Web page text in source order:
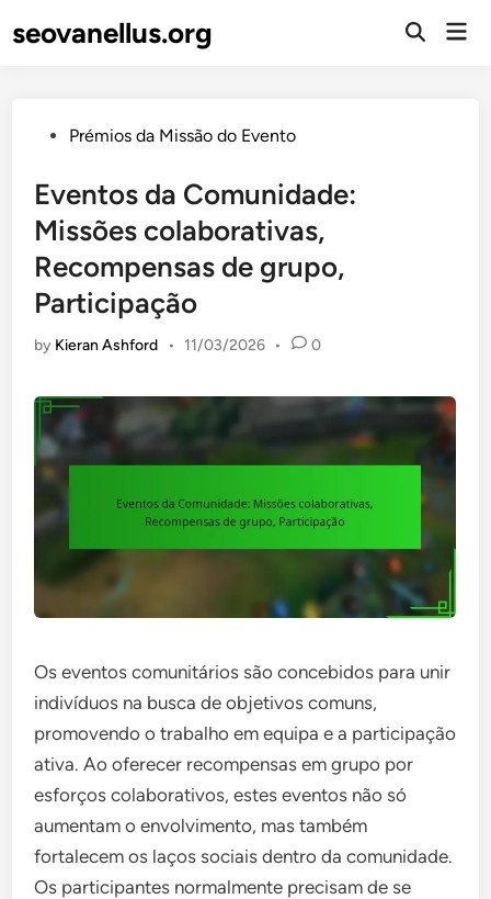
toseovanellus.org
Open
PostedPrémios da Missão do Evento
Eventos da Comunidade:
Missões colaborativas,
Recompensas de grupo,
Participação
by Kieran Ashford • 11/03/2026 • 0
Os eventos comunitários são concebidos para unir
indivíduos na busca de objetivos comuns,
promovendo o trabalho em equipa e a participação
ativa. Ao oferecer recompensas em grupo por
esforços colaborativos, estes eventos não só
aumentam o envolvimento, mas também
fortalecem os laços sociais dentro da comunidade.
Os participantes normalmente precisam de se